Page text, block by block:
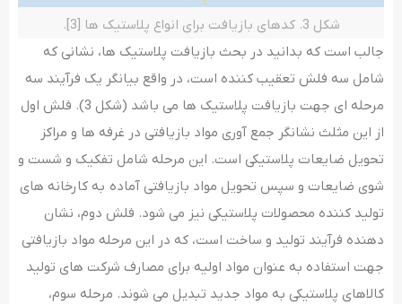
شکل 3. کدهای بازیافت برای انواع پلاستیک ها [3].
جالب است که بدانید در بحث بازیافت پلاستیک ها، نشانی که
شامل سه فلش تعقیب کننده است، در واقع بیانگر یک فرآیند سه
مرحله ای جهت بازیافت پلاستیک ها می باشد (شکل 3). فلش اول
از این مثلث نشانگر جمع آوری مواد بازیافتی در غرفه ها و مراکز
تحویل ضایعات پلاستیکی است. این مرحله شامل تفکیک و شست و
شوی ضایعات و سپس تحویل مواد بازیافتی آماده به کارخانه های
تولید کننده محصولات پلاستیکی نیز می شود. فلش دوم، نشان
دهنده فرآیند تولید و ساخت است، که در این مرحله مواد بازیافتی
جهت استفاده به عنوان مواد اولیه برای مصارف شرکت های تولید
کالاهای پلاستیکی به مواد جدید تبدیل می شوند. مرحله سوم،